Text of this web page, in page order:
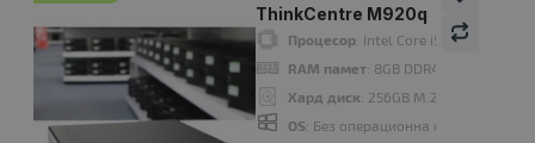
ThinkCentre M920q
Процесор: Intel Core i5 9500T
RAM памет: 8GB DDR4
Хард диск: 256GB M.2 NVMe SSD
OS: Без операционна система.